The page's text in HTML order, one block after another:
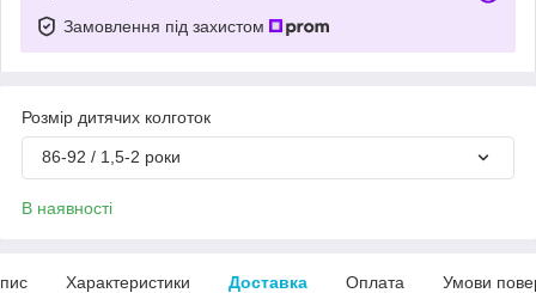
Замовлення під захистом
Розмір дитячих колготок
86-92 / 1,5-2 роки
В наявності
Характеристики Доставка Оплата Умови